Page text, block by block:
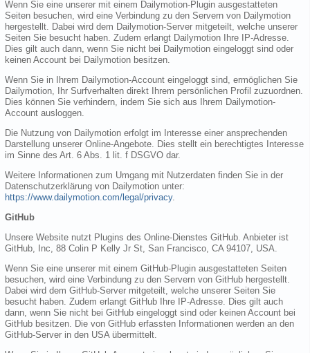
Wenn Sie eine unserer mit einem Dailymotion-Plugin ausgestatteten
Seiten besuchen, wird eine Verbindung zu den Servern von Dailymotion
hergestellt. Dabei wird dem Dailymotion-Server mitgeteilt, welche unserer
Seiten Sie besucht haben. Zudem erlangt Dailymotion Ihre IP-Adresse.
Dies gilt auch dann, wenn Sie nicht bei Dailymotion eingeloggt sind oder
keinen Account bei Dailymotion besitzen.
Wenn Sie in Ihrem Dailymotion-Account eingeloggt sind, ermöglichen Sie
Dailymotion, Ihr Surfverhalten direkt Ihrem persönlichen Profil zuzuordnen.
Dies können Sie verhindern, indem Sie sich aus Ihrem Dailymotion-
Account ausloggen.
Die Nutzung von Dailymotion erfolgt im Interesse einer ansprechenden
Darstellung unserer Online-Angebote. Dies stellt ein berechtigtes Interesse
im Sinne des Art. 6 Abs. 1 lit. f DSGVO dar.
Weitere Informationen zum Umgang mit Nutzerdaten finden Sie in der
Datenschutzerklärung von Dailymotion unter:
https://www.dailymotion.com/legal/privacy.
GitHub
Unsere Website nutzt Plugins des Online-Dienstes GitHub. Anbieter ist
GitHub, Inc, 88 Colin P Kelly Jr St, San Francisco, CA 94107, USA.
Wenn Sie eine unserer mit einem GitHub-Plugin ausgestatteten Seiten
besuchen, wird eine Verbindung zu den Servern von GitHub hergestellt.
Dabei wird dem GitHub-Server mitgeteilt, welche unserer Seiten Sie
besucht haben. Zudem erlangt GitHub Ihre IP-Adresse. Dies gilt auch
dann, wenn Sie nicht bei GitHub eingeloggt sind oder keinen Account bei
GitHub besitzen. Die von GitHub erfassten Informationen werden an den
GitHub-Server in den USA übermittelt.